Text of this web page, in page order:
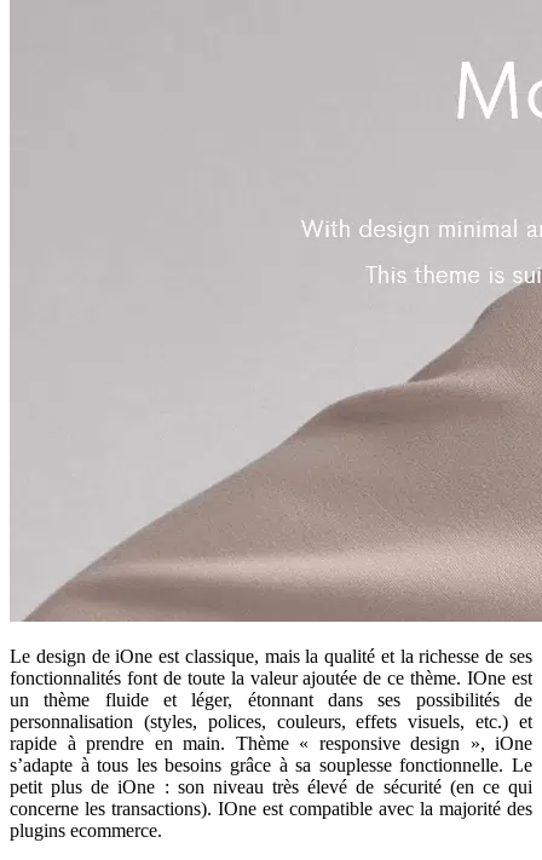
Le design de iOne est classique, mais la qualité et la richesse de ses
fonctionnalités font de toute la valeur ajoutée de ce thème. IOne est
un thème fluide et léger, étonnant dans ses possibilités de
personnalisation (styles, polices, couleurs, effets visuels, etc.) et
rapide à prendre en main. Thème « responsive design », iOne
s’adapte à tous les besoins grâce à sa souplesse fonctionnelle. Le
petit plus de iOne : son niveau très élevé de sécurité (en ce qui
concerne les transactions). IOne est compatible avec la majorité des
plugins ecommerce.